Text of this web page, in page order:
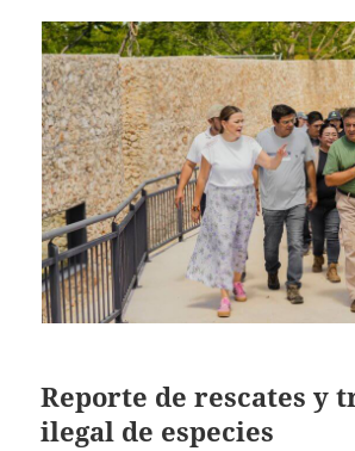
Reporte de rescates y
ilegal de especies